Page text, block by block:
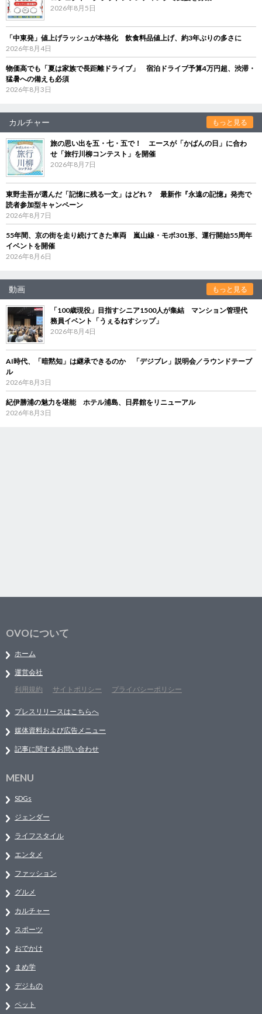
2026年8月5日
「中東発」値上げラッシュが本格化 飲食料品値上げ、約3年ぶりの多さに
2026年8月4日
物価高でも「夏は家族で長距離ドライブ」 宿泊ドライブ予算4万円超、渋滞・
猛暑への備えも必須
2026年8月3日
カルチャー もっと見る
旅の思い出を五・七・五で！ エースが「かばんの日」に合わ
せ「旅行川柳コンテスト」を開催
2026年8月7日
東野圭吾が選んだ「記憶に残る一文」はどれ？ 最新作『永遠の記憶』発売で
読者参加型キャンペーン
2026年8月7日
55年間、京の街を走り続けてきた車両 嵐山線・モボ301形、運行開始55周年
イベントを開催
2026年8月6日
動画 もっと見る
「100歳現役」目指すシニア1500人が集結 マンション管理代
務員イベント「うぇるねすシップ」
2026年8月4日
AI時代、「暗黙知」は継承できるのか 「デジブレ」説明会／ラウンドテーブ
ル
2026年8月3日
紀伊勝浦の魅力を堪能 ホテル浦島、日昇館をリニューアル
2026年8月3日
OVOについて
ホーム
運営会社
利用規約
サイトポリシー プライバシーポリシー
プレスリリースはこちらへ
媒体資料および広告メニュー
記事に関するお問い合わせ
MENU
SDGs
ジェンダー
ライフスタイル
エンタメ
ファッション
グルメ
カルチャー
スポーツ
おでかけ
まめ学
デジもの
ペット